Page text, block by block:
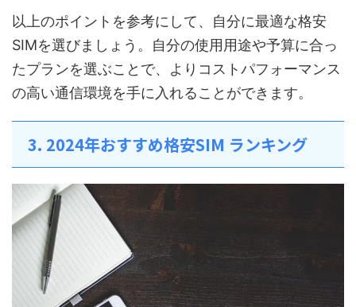
以上のポイントを参考にして、自分に最適な格安
SIMを選びましょう。自分の使用用途や予算に合っ
たプランを選ぶことで、よりコストパフォーマンス
の高い通信環境を手に入れることができます。
3. 2024年おすすめ格安SIM ランキング